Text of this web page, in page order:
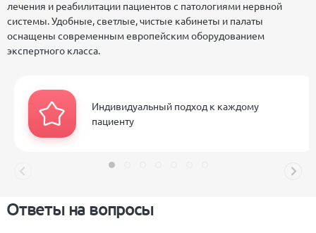
Ответы на вопросы
лечения и реабилитации пациентов с патологиями нервной
системы. Удобные, светлые, чистые кабинеты и палаты
оснащены современным европейским оборудованием
экспертного класса.
Индивидуальный подход к каждому
пациенту